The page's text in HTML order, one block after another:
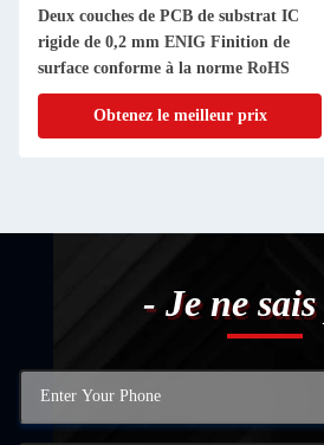
Deux couches de PCB de substrat IC
rigide de 0,2 mm ENIG Finition de
surface conforme à la norme RoHS
Obtenez le meilleur prix
- Je ne sais